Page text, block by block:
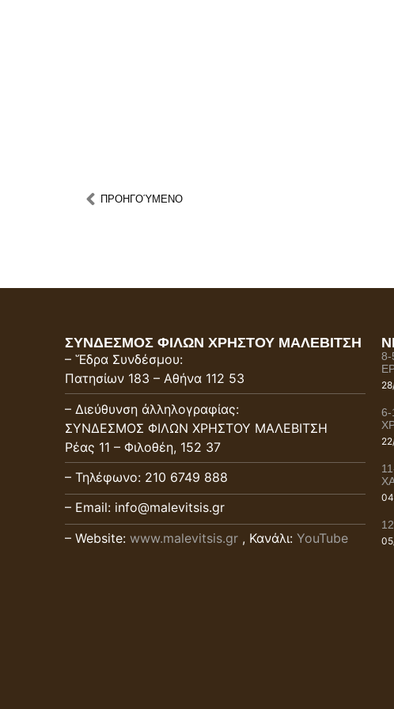
ΠΡΟΗΓOΎΜΕΝΟ
ΣΥΝΔΕΣΜΟΣ ΦΙΛΩΝ ΧΡΗΣΤΟΥ ΜΑΛΕΒΙΤΣΗ
– Ἕδρα Συνδέσμου:
Πατησίων 183 – Αθήνα 112 53
– Διεύθυνση ἀλληλογραφίας:
ΣΥΝΔΕΣΜΟΣ ΦΙΛΩΝ ΧΡΗΣΤΟΥ ΜΑΛΕΒΙΤΣΗ
Ρέας 11 – Φιλοθέη, 152 37
– Τηλέφωνο: 210 6749 888
– Email: info@malevitsis.gr
– Website: www.malevitsis.gr , Κανάλι: YouTube